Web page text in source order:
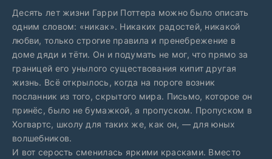
Десять лет жизни Гарри Поттера можно было описать
одним словом: «никак». Никаких радостей, никакой
любви, только строгие правила и пренебрежение в
доме дяди и тёти. Он и подумать не мог, что прямо за
границей его унылого существования кипит другая
жизнь. Всё открылось, когда на пороге возник
посланник из того, скрытого мира. Письмо, которое он
принёс, было не бумажкой, а пропуском. Пропуском в
Хогвартс, школу для таких же, как он, — для юных
волшебников.
И вот серость сменилась яркими красками. Вместо